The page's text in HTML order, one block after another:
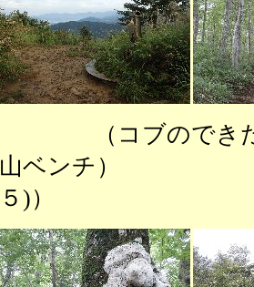
（コブので
山ベンチ） （
５)）